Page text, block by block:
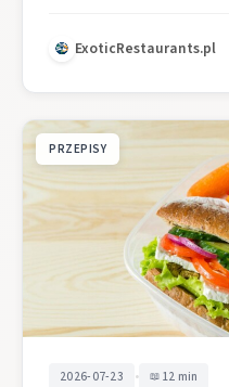
ExoticRestaurants.pl
PRZEPISY
2026-07-23 • 12 min